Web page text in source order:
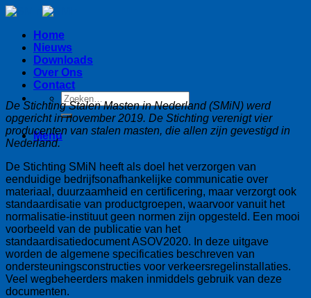
Skip
contentHome
Nieuws
Downloads
Over Ons
Contact
Menu
De Stichting Stalen Masten in Nederland (SMiN) werd
opgericht in november 2019. De Stichting verenigt vier
producenten van stalen masten, die allen zijn gevestigd in
Nederland.
De Stichting SMiN heeft als doel het verzorgen van
eenduidige bedrijfsonafhankelijke communicatie over
materiaal, duurzaamheid en certificering, maar verzorgt ook
standaardisatie van productgroepen, waarvoor vanuit het
normalisatie-instituut geen normen zijn opgesteld. Een mooi
voorbeeld van de publicatie van het
standaardisatiedocument ASOV2020. In deze uitgave
worden de algemene specificaties beschreven van
ondersteuningsconstructies voor verkeersregelinstallaties.
Veel wegbeheerders maken inmiddels gebruik van deze
documenten.